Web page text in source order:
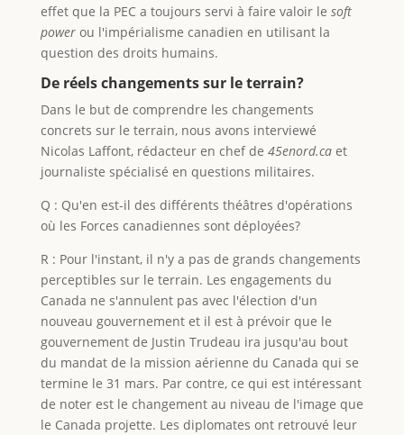
effet que la PEC a toujours servi à faire valoir le soft
powerou l'impérialisme canadien en utilisant la
question des droits humains.
De réels changements sur le terrain?
Dans le but de comprendre les changements
concrets sur le terrain, nous avons interviewé
Nicolas Laffont, rédacteur en chef de 45enord.caet
journaliste spécialisé en questions militaires.
Q : Qu'en est-il des différents théâtres d'opérations
où les Forces canadiennes sont déployées?
R : Pour l'instant, il n'y a pas de grands changements
perceptibles sur le terrain. Les engagements du
Canada ne s'annulent pas avec l'élection d'un
nouveau gouvernement et il est à prévoir que le
gouvernement de Justin Trudeau ira jusqu'au bout
du mandat de la mission aérienne du Canada qui se
termine le 31 mars. Par contre, ce qui est intéressant
de noter est le changement au niveau de l'image que
le Canada projette. Les diplomates ont retrouvé leur